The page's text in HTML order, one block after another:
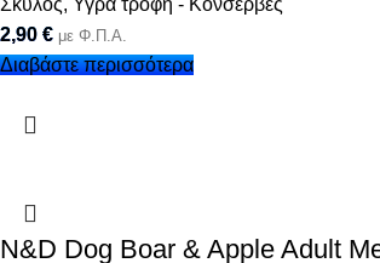
Σκύλος, Υγρά τροφή - Κονσέρβες
2,90 € με Φ.Π.Α.
Διαβάστε περισσότερα
N&D Dog Boar & Apple Adult